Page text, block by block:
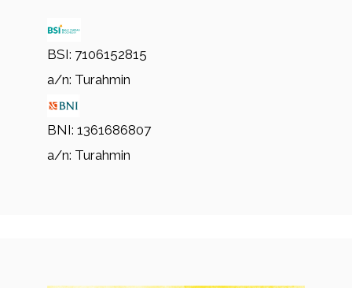
BSI: 7106152815
a/n: Turahmin
BNI: 1361686807
a/n: Turahmin